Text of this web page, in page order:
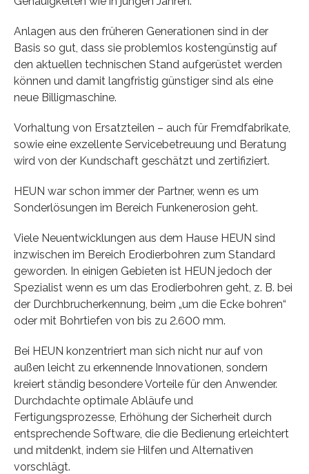
Anlagen aus den früheren Generationen sind in der
Basis so gut, dass sie problemlos kostengünstig auf
den aktuellen technischen Stand aufgerüstet werden
können und damit langfristig günstiger sind als eine
neue Billigmaschine.
Vorhaltung von Ersatzteilen – auch für Fremdfabrikate,
sowie eine exzellente Servicebetreuung und Beratung
wird von der Kundschaft geschätzt und zertifiziert.
HEUN war schon immer der Partner, wenn es um
Sonderlösungen im Bereich Funkenerosion geht.
Viele Neuentwicklungen aus dem Hause HEUN sind
inzwischen im Bereich Erodierbohren zum Standard
geworden. In einigen Gebieten ist HEUN jedoch der
Spezialist wenn es um das Erodierbohren geht, z. B. bei
der Durchbrucherkennung, beim „um die Ecke bohren“
oder mit Bohrtiefen von bis zu 2.600 mm.
Bei HEUN konzentriert man sich nicht nur auf von
außen leicht zu erkennende Innovationen, sondern
kreiert ständig besondere Vorteile für den Anwender.
Durchdachte optimale Abläufe und
Fertigungsprozesse, Erhöhung der Sicherheit durch
entsprechende Software, die die Bedienung erleichtert
und mitdenkt, indem sie Hilfen und Alternativen
vorschlägt.